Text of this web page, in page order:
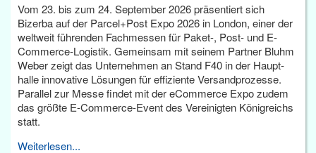
Vom 23. bis zum 24. September 2026 präsentiert sich
Bizerba auf der Parcel+Post Expo 2026 in London, einer der
weltweit führenden Fachmessen für Paket-, Post- und E-
Commerce-Logistik. Gemeinsam mit seinem Partner Bluhm
Weber zeigt das Unternehmen an Stand F40 in der Haupt­
halle innovative Lösungen für effiziente Versandprozesse.
Parallel zur Messe findet mit der eCommerce Expo zudem
das größte E-Commerce-Event des Vereinigten Königreichs
statt.
Weiterlesen...